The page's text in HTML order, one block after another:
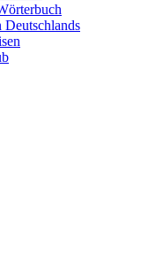
Deutschlands